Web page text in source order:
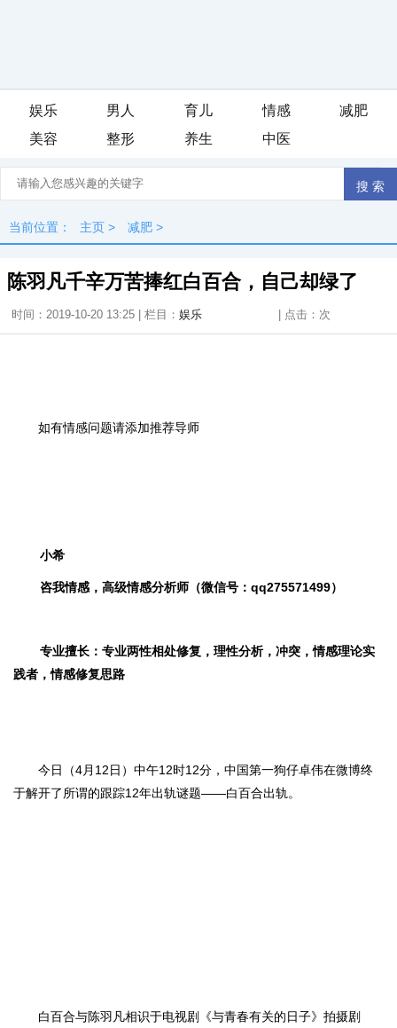
娱乐 男人 育儿 情感
减肥
美容
整形 养生 中医
当前位置： 主页 > 减肥 >
陈羽凡千辛万苦捧红白百合，自己却绿了
时间：2019-10-20 13:25 | 栏目： 娱乐 | 点击： 次
如有情感问题请添加推荐导师
小希
咨我情感，高级情感分析师（微信号：qq275571499）
专业擅长：专业两性相处修复，理性分析，冲突，情感理论实
践者，情感修复思路
今日（4月12日）中午12时12分，中国第一狗仔卓伟在微博终
于解开了所谓的跟踪12年出轨谜题——白百合出轨。
白百合与陈羽凡相识于电视剧 《与青春有关的日子》 拍摄剧